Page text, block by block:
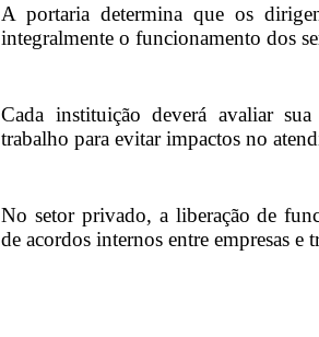
A portaria determina que os
integralmente o funcionamento dos
Cada instituição deverá avaliar
trabalho para evitar impactos no
No setor privado, a liberação de
de acordos internos entre empresas e